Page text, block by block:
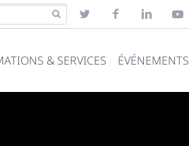
& SERVICES ÉVÉNEMENTS